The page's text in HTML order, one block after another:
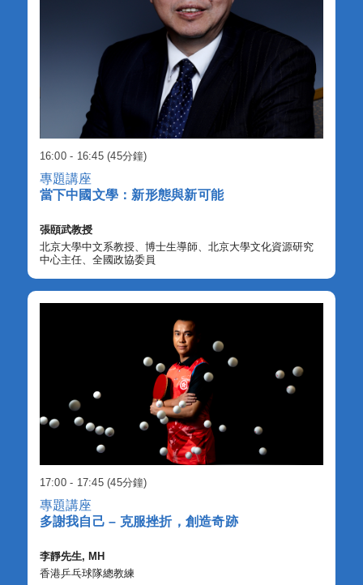
16:00 - 16:45 (45分鐘)
專題講座
當下中國文學：新形態與新可能
張頤武教授
北京大學中文系教授、博士生導師、北京大學文化資源研究
中心主任、全國政協委員
17:00 - 17:45 (45分鐘)
專題講座
多謝我自己 – 克服挫折，創造奇跡
李靜先生, MH
香港乒乓球隊總教練